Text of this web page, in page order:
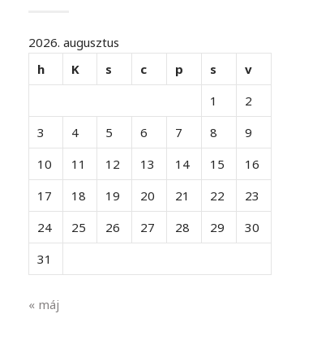
2026. augusztus
h
K s c p s
v
1
2
3
4 5 6 7 8
9
10
11 12 13 14 15
16
17
18 19 20 21 22
23
24
25 26 27 28 29
30
31
« máj